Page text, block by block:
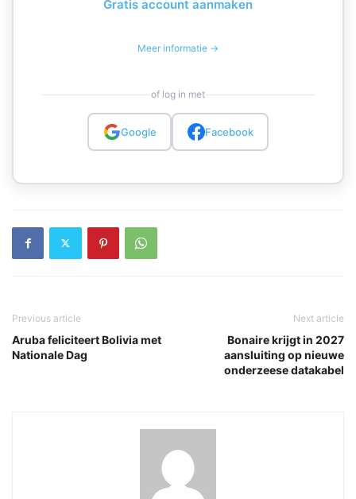
Gratis account aanmaken
Meer informatie →
of log in met
Google Facebook
Previous article
Aruba feliciteert Bolivia met
Nationale Dag
Next article
Bonaire krijgt in 2027
aansluiting op nieuwe
onderzeese datakabel